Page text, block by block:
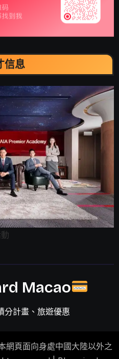
信息
Macao
分計畫、旅遊優惠
網頁面向身處中國大陸以外之